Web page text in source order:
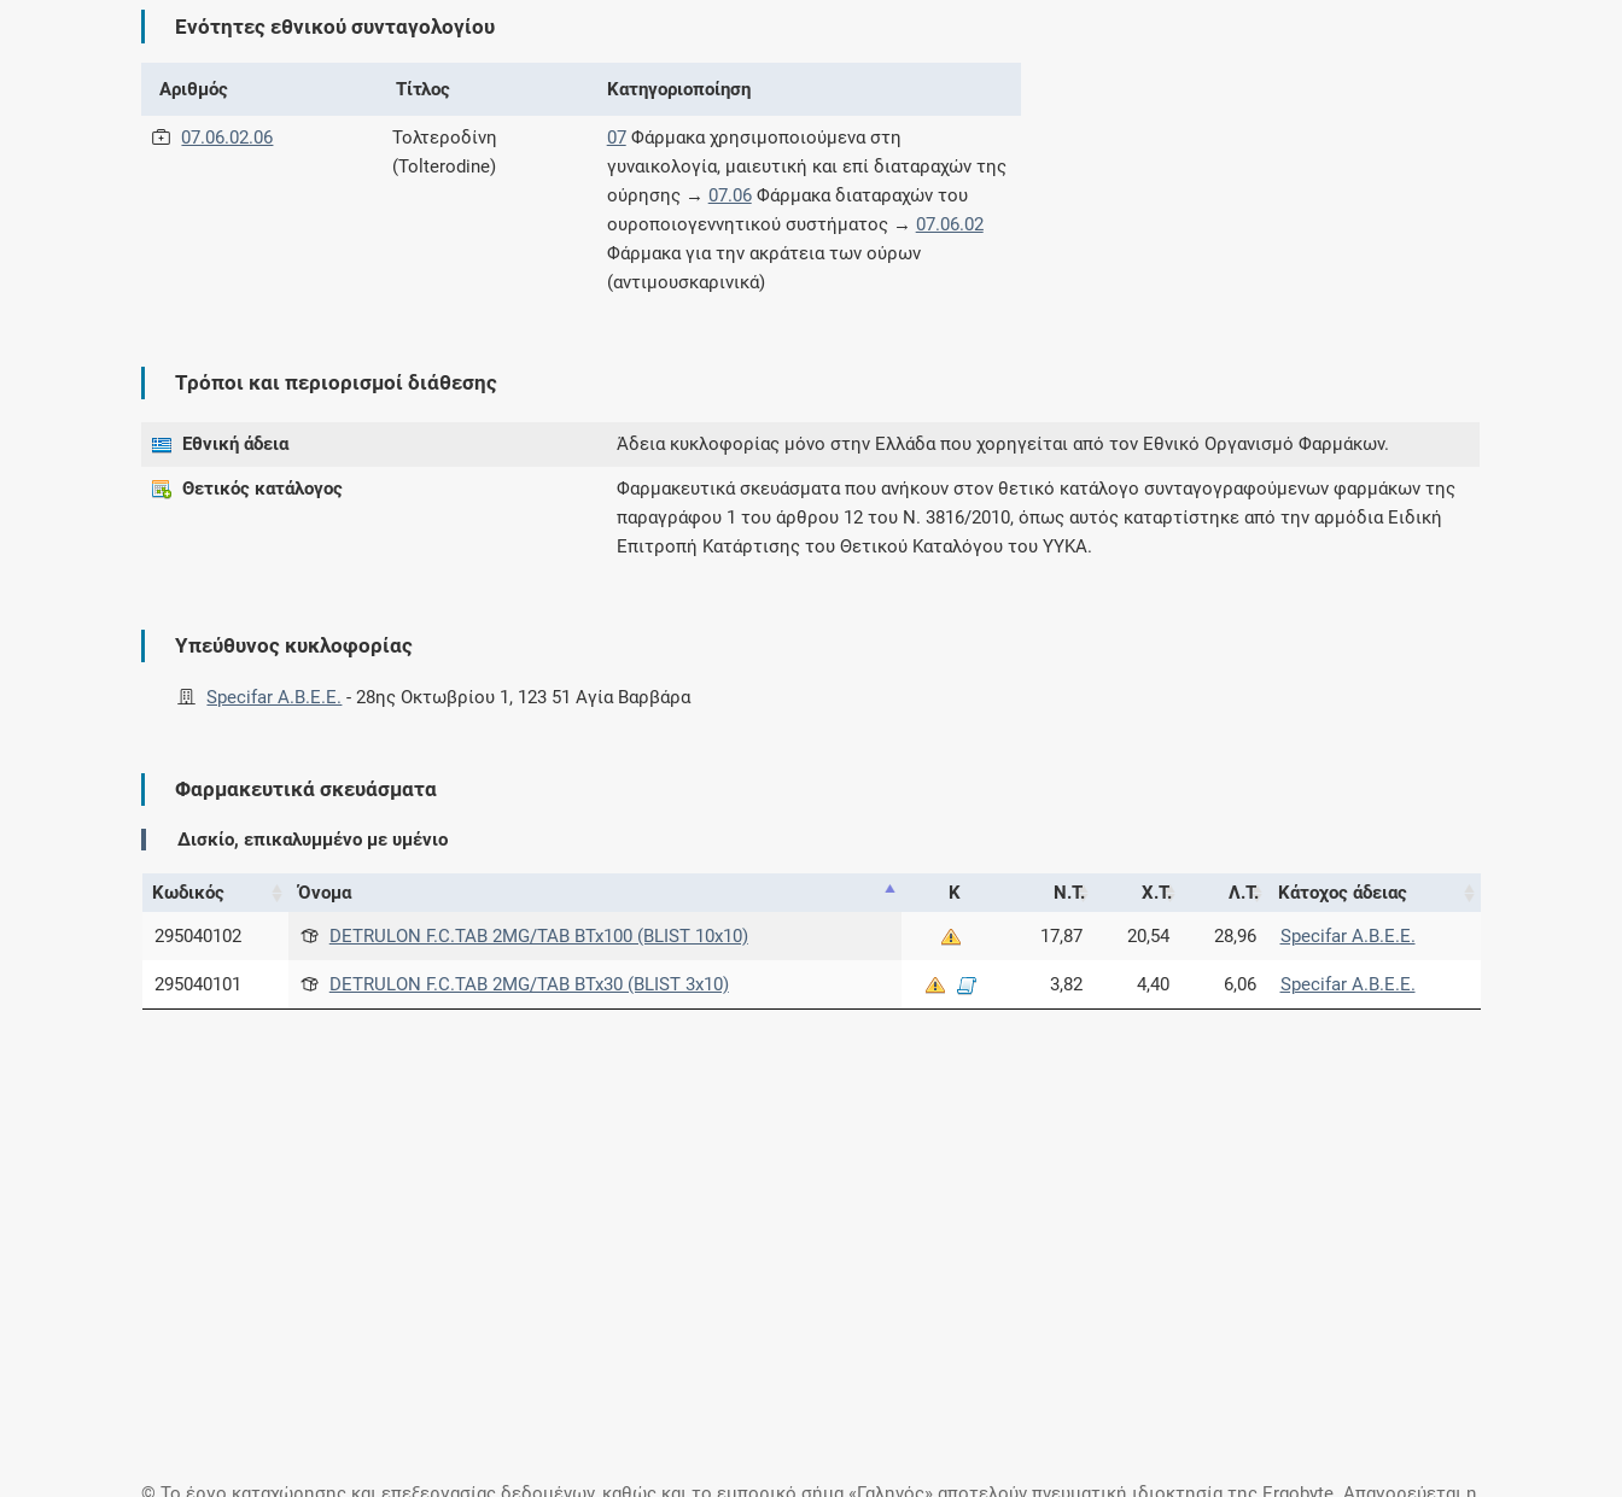
Ενότητες εθνικού συνταγολογίου
Αριθμός Τίτλος Κατηγοριοποίηση
07.06.02.06
Τολτεροδίνη
(Tolterodine)
07Φάρμακα χρησιμοποιούμενα στη
γυναικολογία, μαιευτική και επί διαταραχών της
ούρησης → 07.06Φάρμακα διαταραχών του
ουροποιογεννητικού συστήματος → 07.06.02
Φάρμακα για την ακράτεια των ούρων
(αντιμουσκαρινικά)
Τρόποι και περιορισμοί διάθεσης
Εθνική άδεια Άδεια κυκλοφορίας μόνο στην Ελλάδα που χορηγείται από τον Εθνικό Οργανισμό Φαρμάκων.
Θετικός κατάλογος
Φαρμακευτικά σκευάσματα που ανήκουν στον θετικό κατάλογο συνταγογραφούμενων φαρμάκων της
παραγράφου 1 του άρθρου 12 του Ν. 3816/2010, όπως αυτός καταρτίστηκε από την αρμόδια Ειδική
Επιτροπή Κατάρτισης του Θετικού Καταλόγου του ΥΥΚΑ.
Υπεύθυνος κυκλοφορίας
Specifar A.B.E.E. -28ης Οκτωβρίου 1, 123 51 Αγία Βαρβάρα
Φαρμακευτικά σκευάσματα
Δισκίο, επικαλυμμένο με υμένιο
Κωδικός Όνομα Κ Ν.Τ. Χ.Τ. Λ.Τ.
Κάτοχος άδειας
295040102
DETRULON F.C.TAB 2MG/TAB BTx100 (BLIST 10x10) 17,87 20,54 28,96 Specifar A.B.E.E.
295040101 DETRULON F.C.TAB 2MG/TAB BTx30 (BLIST 3x10) 3,82 4,40 6,06 Specifar A.B.E.E.